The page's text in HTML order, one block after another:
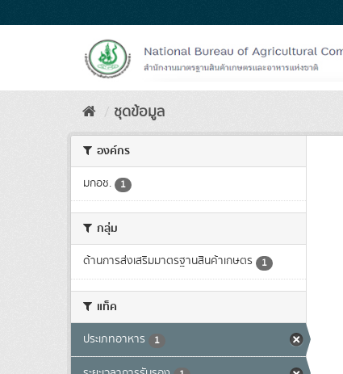
to
ชุดข้อมูล
องค์กร
มกอช. 1
กลุ่ม
ด้านการส่งเสริมมาตรฐานสินค้าเกษตร 1
แท็ค
ประเภทอาหาร 1